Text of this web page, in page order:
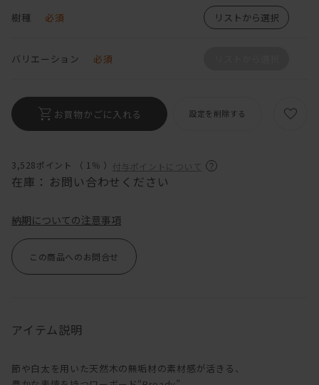
3,528ポイント （ 1％ ） 付与ポイントについて
在庫： お問い合わせください
樹種 必須 リストから選択
バリエーション 必須
お買物かごに入れる 設定を削除する
納期についての注意事項
この商品へのお問合せ
アイテム説明
節や白太を用いた天然木の無垢材の素材感が活きる、